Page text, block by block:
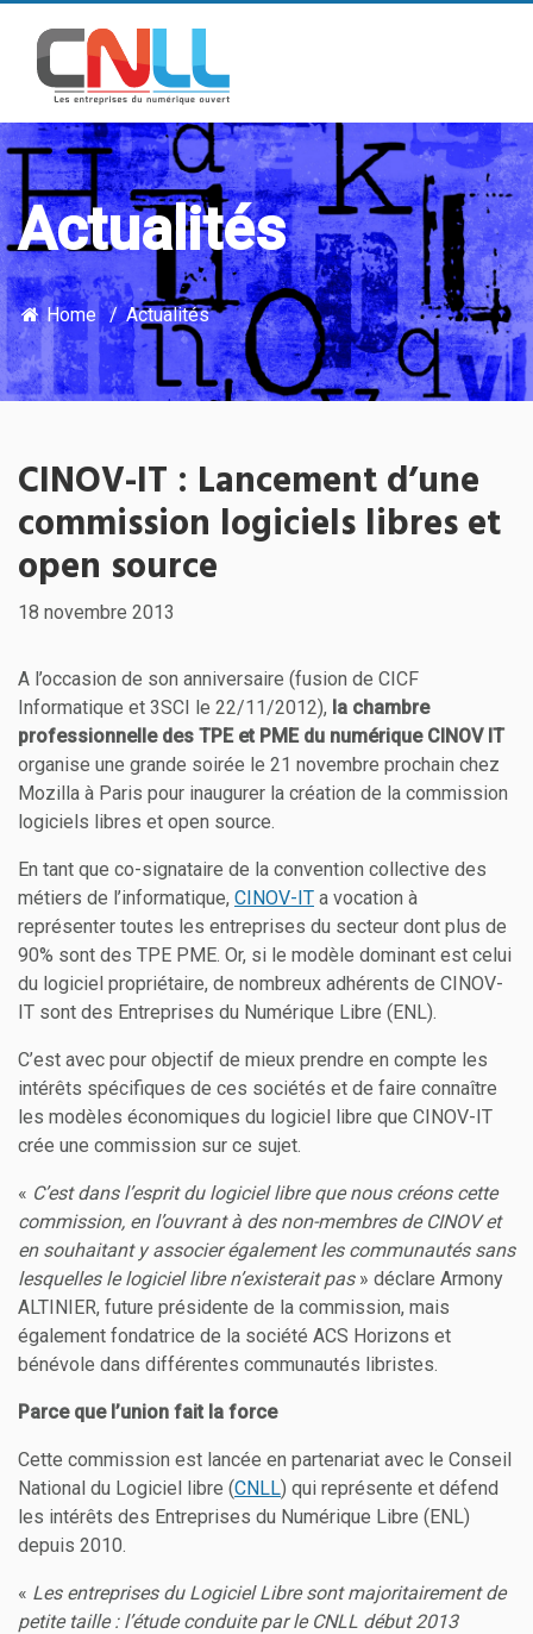
Actualités
Home Actualités
CINOV-IT : Lancement d’une
commission logiciels libres et
open source
18 novembre 2013
A l’occasion de son anniversaire (fusion de CICF
Informatique et 3SCI le 22/11/2012), la chambre
professionnelle des TPE et PME du numérique CINOV IT
organise une grande soirée le 21 novembre prochain chez
Mozilla à Paris pour inaugurer la création de la commission
logiciels libres et open source.
En tant que co-signataire de la convention collective des
métiers de l’informatique, CINOV-IT a vocation à
représenter toutes les entreprises du secteur dont plus de
90% sont des TPE PME. Or, si le modèle dominant est celui
du logiciel propriétaire, de nombreux adhérents de CINOV-
IT sont des Entreprises du Numérique Libre (ENL).
C’est avec pour objectif de mieux prendre en compte les
intérêts spécifiques de ces sociétés et de faire connaître
les modèles économiques du logiciel libre que CINOV-IT
crée une commission sur ce sujet.
« C’est dans l’esprit du logiciel libre que nous créons cette
commission, en l’ouvrant à des non-membres de CINOV et
en souhaitant y associer également les communautés sans
lesquelles le logiciel libre n’existerait pas» déclare Armony
ALTINIER, future présidente de la commission, mais
également fondatrice de la société ACS Horizons et
bénévole dans différentes communautés libristes.
Parce que l’union fait la force
Cette commission est lancée en partenariat avec le Conseil
National du Logiciel libre (CNLL) qui représente et défend
les intérêts des Entreprises du Numérique Libre (ENL)
depuis 2010.
« Les entreprises du Logiciel Libre sont majoritairement de
petite taille : l’étude conduite par le CNLL début 2013